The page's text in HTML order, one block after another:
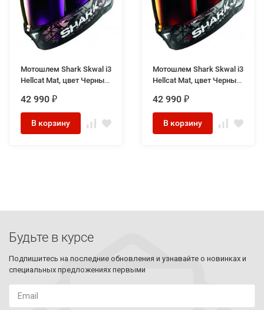
Мотошлем Shark Skwal i3
Hellcat Mat, цвет Черный
Фиолетовый
42 990 ₽
В корзину
Мотошлем Shark Skwal i3
Hellcat Mat, цвет Черный
Красный
42 990 ₽
В корзину
Будьте в курсе
Подпишитесь на последние обновления и узнавайте о новинках и
специальных предложениях первыми